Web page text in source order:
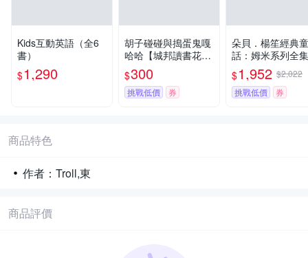
Kids互動英語（全6
書）
$1,290
胡子碰碰與搗蛋鬼嘎
哈哈【城邦讀書花
園】
$300
挑戰低價 券
朵貝．楊笙經典童
話：姆米系列全集
（姆米角色原型
80週年紀念 朵貝
楊笙經典插繪藏書
$1,952 $2,022
挑戰低價
券
商品特色
作者：Troll,東
商品評價